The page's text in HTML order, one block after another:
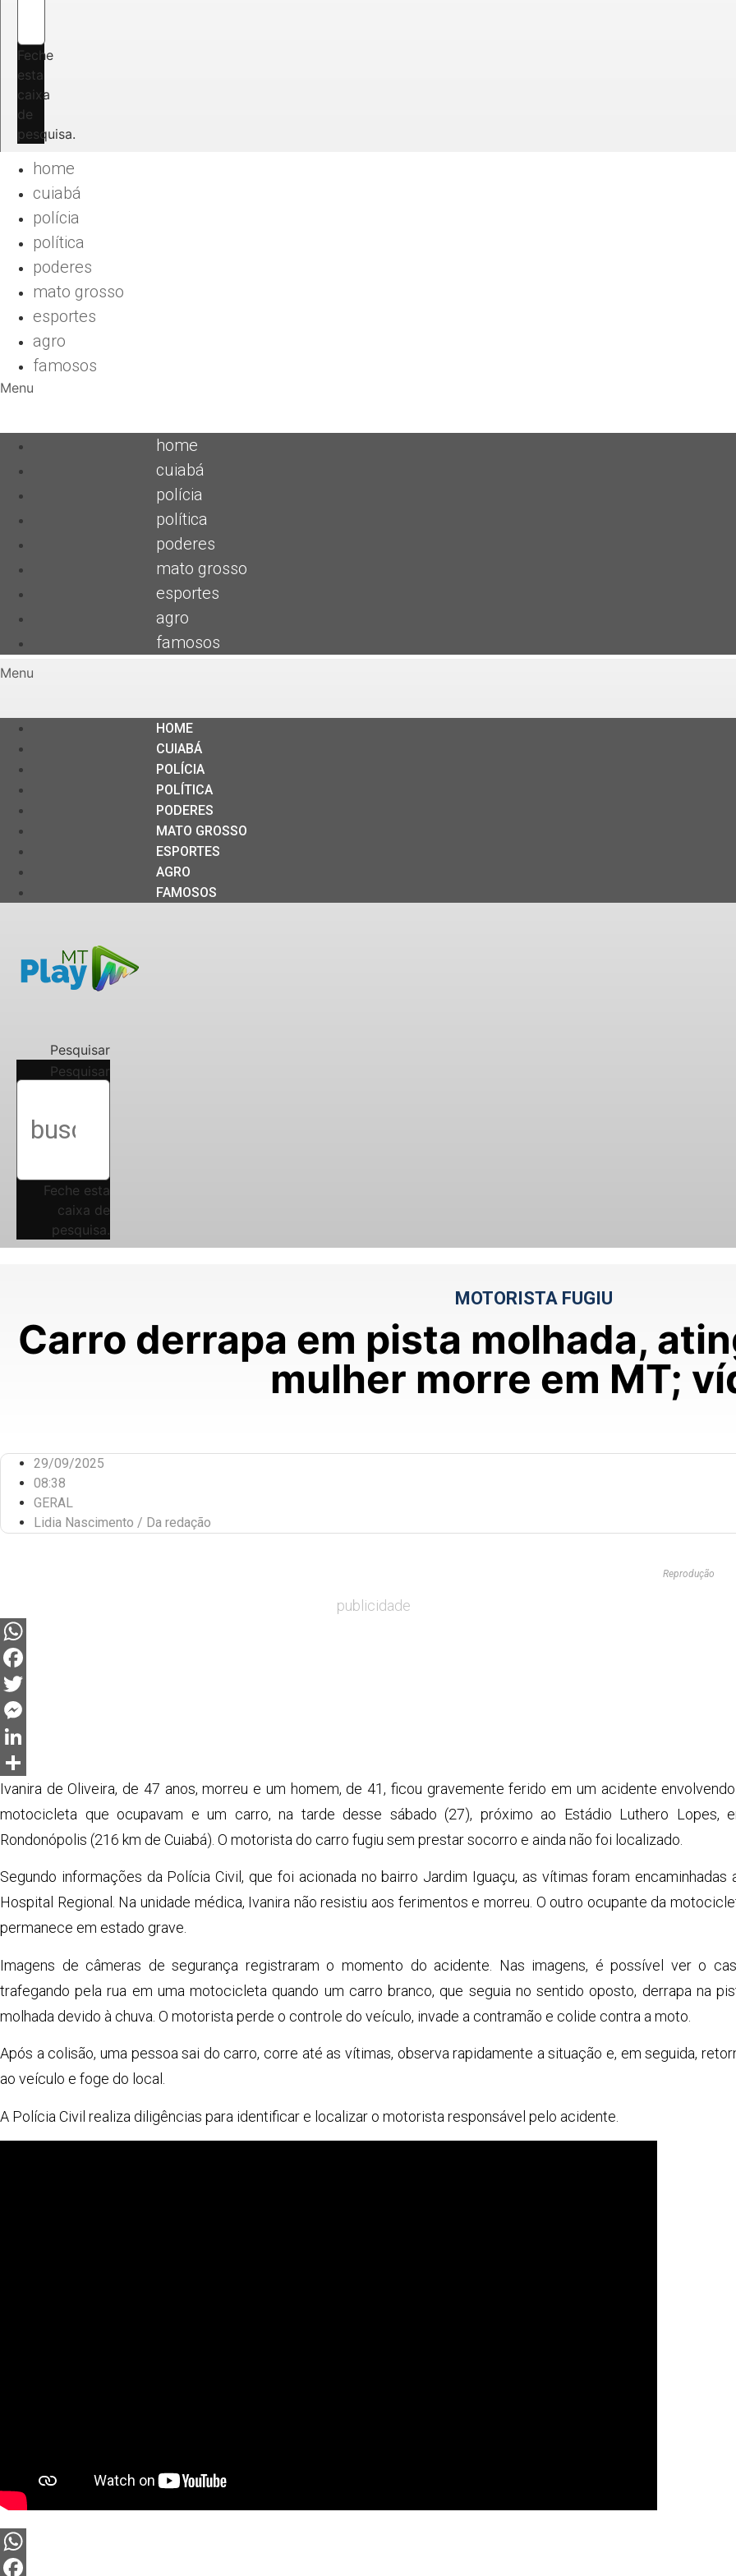
Feche
esta
caixa
de
pesquisa.
home
cuiabá
polícia
política
poderes
mato grosso
esportes
agro
famosos
Menu
home
cuiabá
polícia
política
poderes
mato grosso
esportes
agro
famosos
Menu
HOME
CUIABÁ
POLÍCIA
POLÍTICA
PODERES
MATO GROSSO
ESPORTES
AGRO
FAMOSOS
Pesquisar
Pesquisar
Feche esta
caixa de
pesquisa.
MOTORISTA FUGIU
Carro derrapa em pista molhada,
mulher morre em MT;
29/09/2025
08:38
GERAL
Lidia Nascimento / Da redação
Reprodução
publicidade
WhatsApp
Facebook
Twitter
Messenger
LinkedIn
Share
Ivanira de Oliveira, de 47 anos, morreu e um homem, de 41, ficou gravemente ferido em um acidente
motocicleta que ocupavam e um carro, na tarde desse sábado (27), próximo ao Estádio Luthero Lopes,
Rondonópolis (216 km de Cuiabá). O motorista do carro fugiu sem prestar socorro e ainda não foi localizado.
Segundo informações da Polícia Civil, que foi acionada no bairro Jardim Iguaçu, as vítimas foram encaminhadas
Hospital Regional. Na unidade médica, Ivanira não resistiu aos ferimentos e morreu. O outro ocupante da
permanece em estado grave.
Imagens de câmeras de segurança registraram o momento do acidente. Nas imagens, é possível ver o
trafegando pela rua em uma motocicleta quando um carro branco, que seguia no sentido oposto, derrapa na
molhada devido à chuva. O motorista perde o controle do veículo, invade a contramão e colide contra a moto.
Após a colisão, uma pessoa sai do carro, corre até as vítimas, observa rapidamente a situação e, em seguida,
ao veículo e foge do local.
A Polícia Civil realiza diligências para identificar e localizar o motorista responsável pelo acidente.
WhatsApp